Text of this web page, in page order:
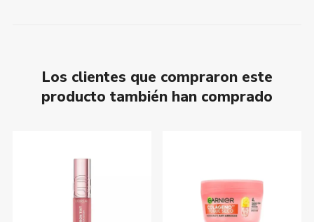
Los clientes que compraron este
producto también han comprado